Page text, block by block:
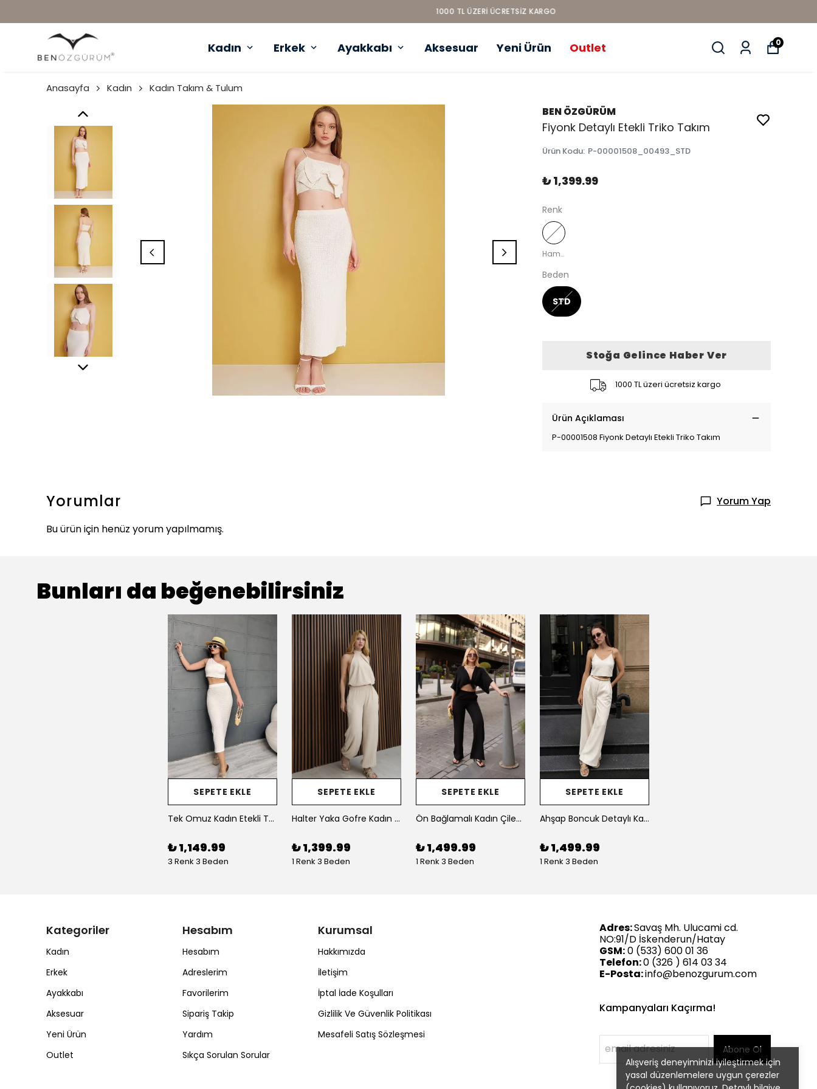
1000 TL ÜZERI ÜCRETSIZ KARGO
Kadın Erkek Ayakkabı Aksesuar Yeni Ürün Outlet 0
Alışveriş deneyiminizi iyileştirmek için
yasal düzenlemelere uygun çerezler
Anasayfa Kadın Kadın Takım & Tulum
BEN ÖZGÜRÜM
Fiyonk Detaylı Etekli Triko Takım
Ürün Kodu: P-00001508_00493_STD
₺ 1,399.99
Renk
Ham Ekru
Beden
STD
Stoğa Gelince Haber Ver
1000 TL üzeri ücretsiz kargo
Ürün Açıklaması
P-00001508 Fiyonk Detaylı Etekli Triko Takım
Yorumlar
Yorum Yap
Bu ürün için henüz yorum yapılmamış.
Bunları da beğenebilirsiniz
SEPETE EKLE
Tek Omuz Kadın Etekli Takım
₺ 1,149.99
3 Renk 3 Beden
SEPETE EKLE
Halter Yaka Gofre Kadın İkili Takım
₺ 1,399.99
1 Renk 3 Beden
SEPETE EKLE
Ön Bağlamalı Kadın Çilek Kumaş Takım
₺ 1,499.99
1 Renk 3 Beden
SEPETE EKLE
Ahşap Boncuk Detaylı Kadın İkili Keten Takım
₺ 1,499.99
1 Renk 3 Beden
Kategoriler
Kadın
Erkek
Ayakkabı
Aksesuar
Yeni Ürün
Outlet
Hesabım
Hesabım
Adreslerim
Favorilerim
Sipariş Takip
Yardım
Sıkça Sorulan Sorular
Kurumsal
Hakkımızda
İletişim
İptal İade Koşulları
Gizlilik Ve Güvenlik Politikası
Mesafeli Satış Sözleşmesi
Adres:Savaş Mh. Ulucami cd.
NO:91/D İskenderun/Hatay
GSM:0 (533) 600 01 36
Telefon:0 (326 ) 614 03 34
E-Posta:info@benozgurum.com
Kampanyaları Kaçırma!
Abone Ol